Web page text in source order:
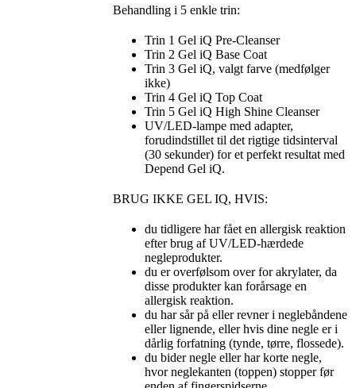
Behandling i 5 enkle trin:
Trin 1 Gel iQ Pre-Cleanser
Trin 2 Gel iQ Base Coat
Trin 3 Gel iQ, valgt farve (medfølger
ikke)
Trin 4 Gel iQ Top Coat
Trin 5 Gel iQ High Shine Cleanser
UV/LED-lampe med adapter,
forudindstillet til det rigtige tidsinterval
(30 sekunder) for et perfekt resultat med
Depend Gel iQ.
BRUG IKKE GEL IQ, HVIS:
du tidligere har fået en allergisk reaktion
efter brug af UV/LED-hærdede
negleprodukter.
du er overfølsom over for akrylater, da
disse produkter kan forårsage en
allergisk reaktion.
du har sår på eller revner i neglebåndene
eller lignende, eller hvis dine negle er i
dårlig forfatning (tynde, tørre, flossede).
du bider negle eller har korte negle,
hvor neglekanten (toppen) stopper før